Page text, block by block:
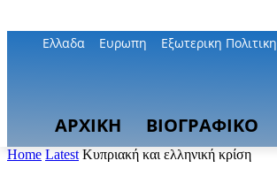
Ελλαδα Ευρωπη Εξωτερικη Πολιτικη
ΑΡΧΙΚΗ ΒΙΟΓΡΑΦΙΚΟ
Home Latest Κυπριακή και ελληνική κρίση